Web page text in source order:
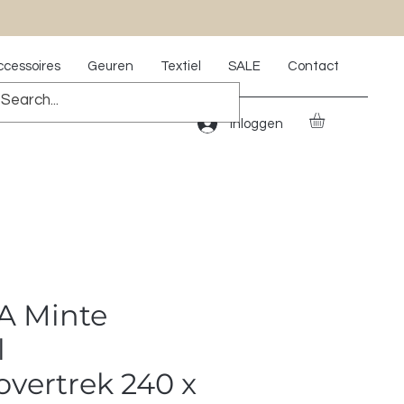
Geuren Textiel SALE Contact
Inloggen
Minte
240 x